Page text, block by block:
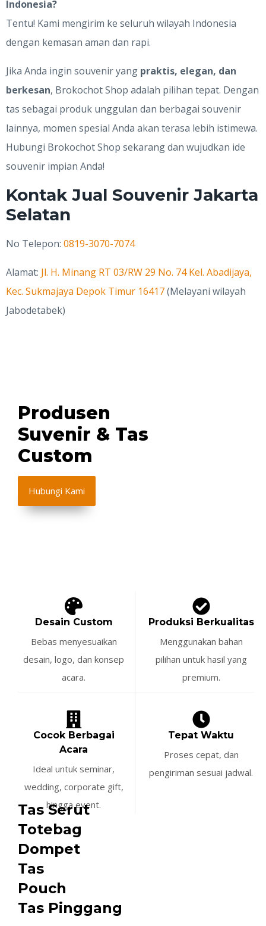
Indonesia?
Tentu! Kami mengirim ke seluruh wilayah Indonesia
dengan kemasan aman dan rapi.
Jika Anda ingin souvenir yang praktis, elegan, dan
berkesan, Brokochot Shop adalah pilihan tepat. Dengan
tas sebagai produk unggulan dan berbagai souvenir
lainnya, momen spesial Anda akan terasa lebih istimewa.
Hubungi Brokochot Shop sekarang dan wujudkan ide
souvenir impian Anda!
Kontak Jual Souvenir Jakarta
Selatan
No Telepon: 0819-3070-7074
Alamat: Jl. H. Minang RT 03/RW 29 No. 74 Kel. Abadijaya,
Kec. Sukmajaya Depok Timur 16417(Melayani wilayah
Jabodetabek)
Produsen
Suvenir & Tas
Custom
Hubungi Kami
Desain Custom
Bebas menyesuaikan
desain, logo, dan konsep
acara.
Produksi Berkualitas
Menggunakan bahan
pilihan untuk hasil yang
premium.
Cocok Berbagai
Acara
Ideal untuk seminar,
wedding, corporate gift,
hingga event.
Tepat Waktu
Proses cepat, dan
pengiriman sesuai jadwal.
Tas Serut
Totebag
Dompet
Tas
Pouch
Tas Pinggang